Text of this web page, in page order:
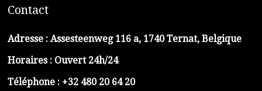
Contact
Adresse : Assesteenweg 116 a, 1740 Ternat, Belgique
Horaires : Ouvert 24h/24
Téléphone : +32 480 20 64 20